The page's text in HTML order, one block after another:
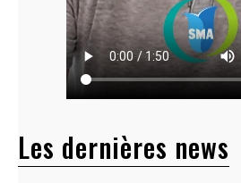
Les dernières news